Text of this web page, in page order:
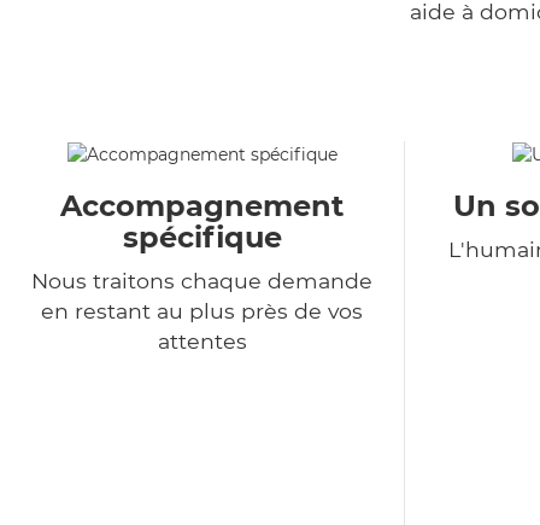
aide à
Accompagnement
spécifique
Nous traitons chaque demande
en restant au plus près de vos
attentes
Un